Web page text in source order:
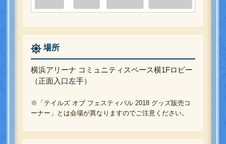
場所
横浜アリーナ コミュニティスペース横1Fロビー
（正面入口左手）
※「テイルズ オブ フェスティバル 2018 グッズ販売コ
ーナー」とは会場が異なりますのでご注意ください。